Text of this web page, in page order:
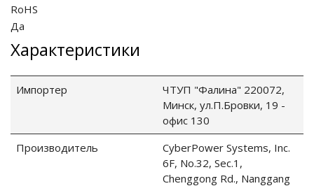
RoHS
Да
Характеристики
Импортер
ЧТУП "Фалина" 220072,
Минск, ул.П.Бровки, 19 -
офис 130
Производитель
CyberPower Systems, Inc.
6F, No.32, Sec.1,
Chenggong Rd., Nanggang